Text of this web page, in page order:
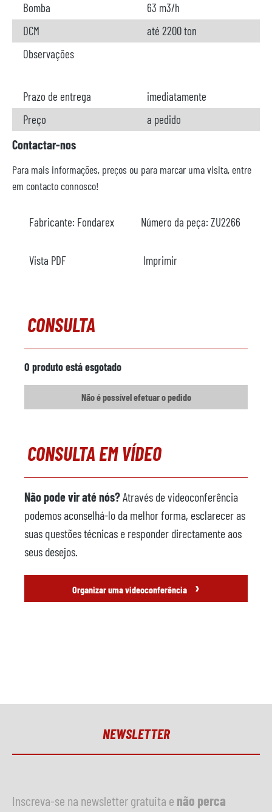
Bomba
63 m3/h
DCM
até 2200 ton
Observações
Prazo de entrega
imediatamente
Preço
a pedido
Contactar-nos
Para mais informações, preços ou para marcar uma visita, entre
em contacto connosco!
Fabricante: Fondarex Número da peça: ZU2266
Vista PDF Imprimir
CONSULTA
O produto está esgotado
Não é possível efetuar o pedido
CONSULTA EM VÍDEO
Não pode vir até nós?Através de videoconferência
podemos aconselhá-lo da melhor forma, esclarecer as
suas questões técnicas e responder directamente aos
seus desejos.
Organizar uma videoconferência ›
NEWSLETTER
Inscreva-se na newsletter gratuita e não perca